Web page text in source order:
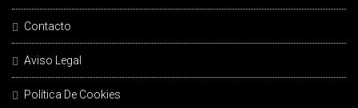
Contacto
Aviso Legal
Política De Cookies